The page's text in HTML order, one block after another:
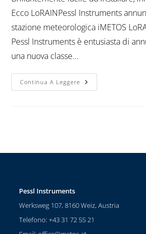
Ecco LoRAINPessl Instruments
stazione meteorologica iMETOS
Pessl Instruments è entusiasta di
una nuova classe...
Continua A Leggere
Pessl Instruments
Werksweg 107, 8160 Weiz, Austria
Telefono: +43 31 72 55 21